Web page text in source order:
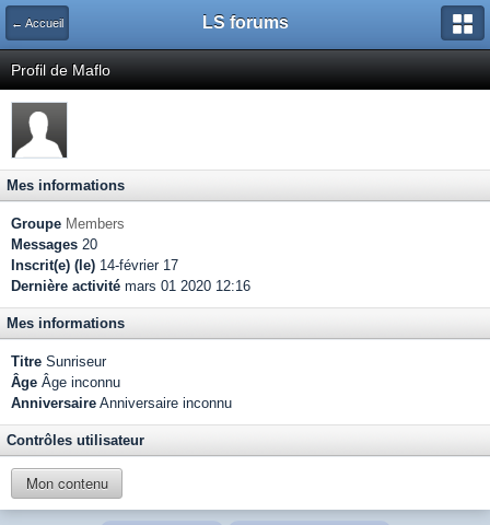
← Accueil LS forums
Profil de Maflo
Mes informations
Groupe Members
Messages 20
Inscrit(e) (le) 14-février 17
Dernière activité mars 01 2020 12:16
Mes informations
Titre Sunriseur
Âge Âge inconnu
Anniversaire Anniversaire inconnu
Contrôles utilisateur
Mon contenu